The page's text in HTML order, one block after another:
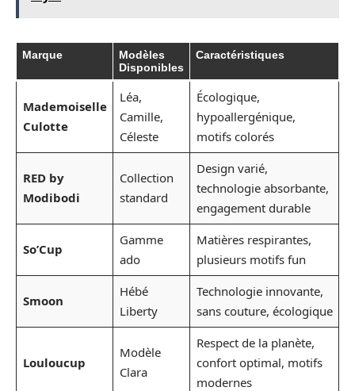
Marque
Modèles
Disponibles
Caractéristiques
Mademoiselle
Culotte
Léa,
Camille,
Céleste
Écologique,
hypoallergénique,
motifs colorés
RED by
Modibodi
Collection
standard
Design varié,
technologie absorbante,
engagement durable
So’Cup
Gamme
ado
Matières respirantes,
plusieurs motifs fun
Smoon
Hébé
Liberty
Technologie innovante,
sans couture, écologique
Louloucup
Modèle
Clara
Respect de la planète,
confort optimal, motifs
modernes